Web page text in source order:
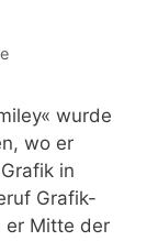
wurde
wo er
in
Grafik-
er Mitte der